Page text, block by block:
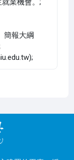
簡報大綱